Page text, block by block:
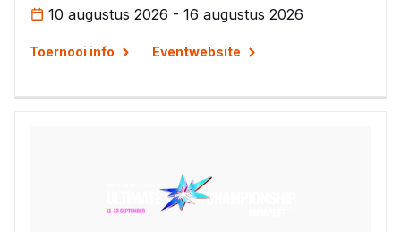
10 augustus 2026 - 16 augustus 2026
Toernooi info Eventwebsite